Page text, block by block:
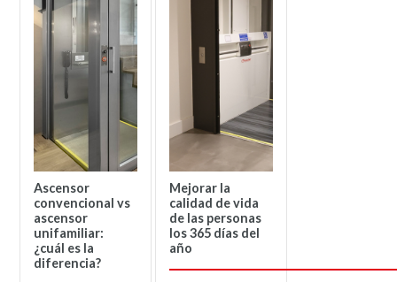
Ascensor
convencional vs
ascensor
unifamiliar:
¿cuál es la
diferencia?
Mejorar la
calidad de vida
de las personas
los 365 días del
año